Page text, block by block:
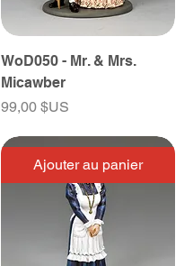
WoD050 - Mr. & Mrs.
Micawber
Prix
99,00 $US
Ajouter au panier